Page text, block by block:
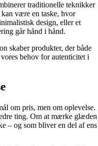
traditionelle teknikker
være en taske, hvor
design, eller et
går hånd i hånd.
skaber produkter, der både
behov for autenticitet i
om pris, men om oplevelse.
ting. Om at mærke glæden
– og som bliver en del af ens